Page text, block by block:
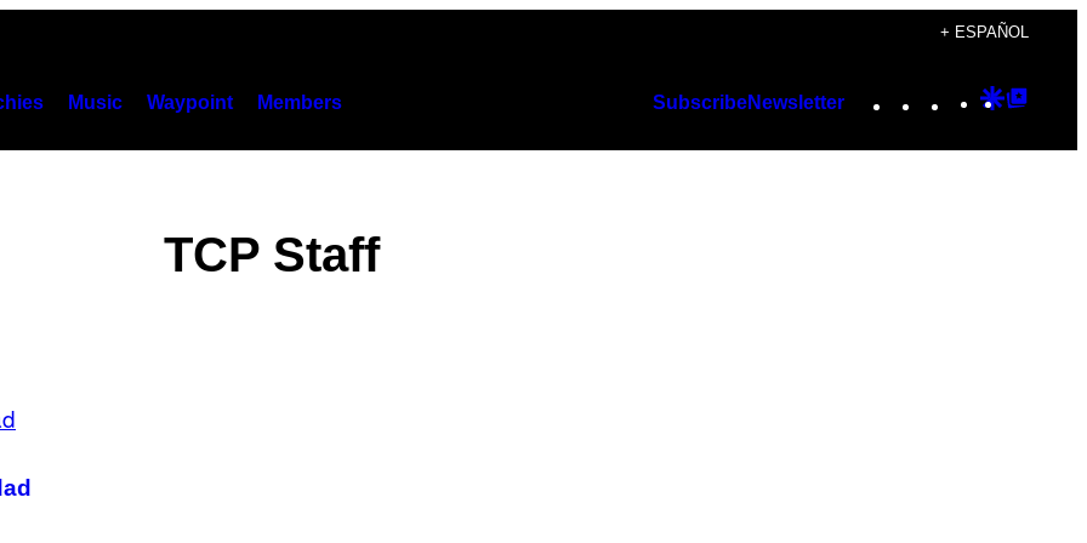
+ ESPAÑOL
Music Waypoint Members SubscribeNewsletter Instagram
TikTok
YouTube
Google
TCP Staff